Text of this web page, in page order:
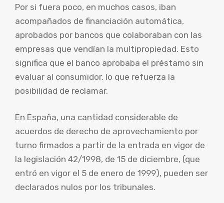
Por si fuera poco, en muchos casos, iban
acompañados de financiación automática,
aprobados por bancos que colaboraban con las
empresas que vendían la multipropiedad. Esto
significa que el banco aprobaba el préstamo sin
evaluar al consumidor, lo que refuerza la
posibilidad de reclamar.
En España, una cantidad considerable de
acuerdos de derecho de aprovechamiento por
turno firmados a partir de la entrada en vigor de
la legislación 42/1998, de 15 de diciembre, (que
entró en vigor el 5 de enero de 1999), pueden ser
declarados nulos por los tribunales.